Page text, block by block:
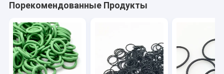
Порекомендованные Продукты